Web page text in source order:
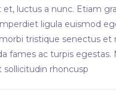
et, luctus a nunc. Etiam
ligula euismod
tristique senectus et
fames ac turpis egestas.
sollicitudin rhoncusp